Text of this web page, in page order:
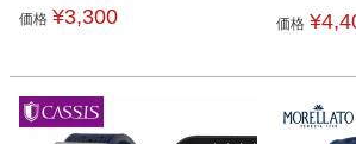
価格 ¥3,300 価格 ¥